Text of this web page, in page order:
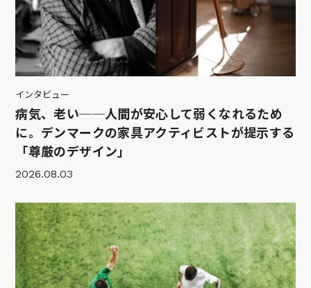
インタビュー
病気、老い──人間が安心して弱くなれるため
に。デンマークの家具アクティビストが提示する
「尊厳のデザイン」
2026.08.03